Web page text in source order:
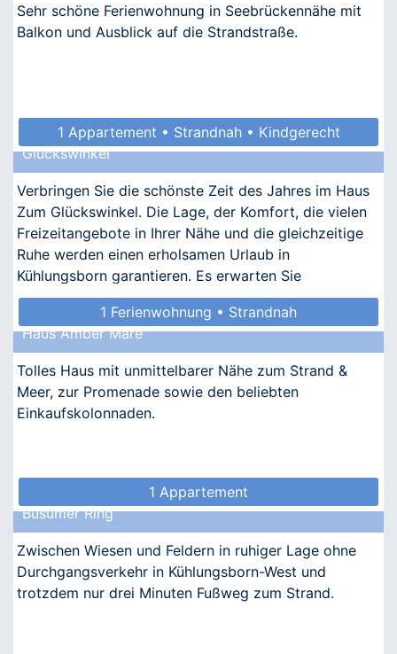
Sehr schöne Ferienwohnung in Seebrückennähe mit
Balkon und Ausblick auf die Strandstraße.
1 Appartement • Strandnah • Kindgerecht
Glückswinkel
Verbringen Sie die schönste Zeit des Jahres im Haus
Zum Glückswinkel. Die Lage, der Komfort, die vielen
Freizeitangebote in Ihrer Nähe und die gleichzeitige
Ruhe werden einen erholsamen Urlaub in
Kühlungsborn garantieren. Es erwarten Sie
nostalgischer Ch
1 Ferienwohnung • Strandnah
Haus Amber Mare
Tolles Haus mit unmittelbarer Nähe zum Strand &
Meer, zur Promenade sowie den beliebten
Einkaufskolonnaden.
1 Appartement
Büsumer Ring
Zwischen Wiesen und Feldern in ruhiger Lage ohne
Durchgangsverkehr in Kühlungsborn-West und
trotzdem nur drei Minuten Fußweg zum Strand.